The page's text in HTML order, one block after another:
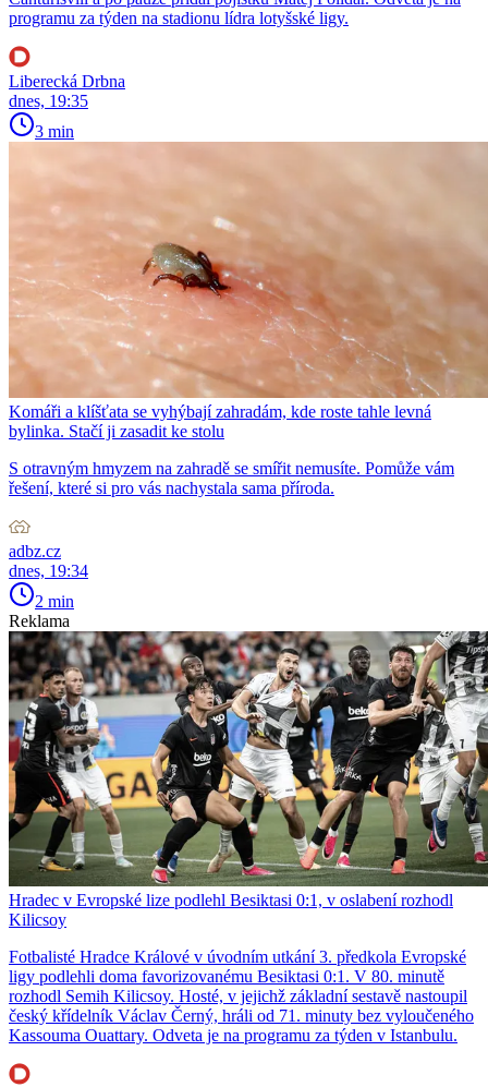
programu za týden na stadionu lídra lotyšské ligy.
Liberecká Drbna
dnes, 19:35
3 min
Komáři a klíšťata se vyhýbají zahradám, kde roste tahle levná
bylinka. Stačí ji zasadit ke stolu
S otravným hmyzem na zahradě se smířit nemusíte. Pomůže vám
řešení, které si pro vás nachystala sama příroda.
adbz.cz
dnes, 19:34
2 min
Reklama
Hradec v Evropské lize podlehl Besiktasi 0:1, v oslabení rozhodl
Kilicsoy
Fotbalisté Hradce Králové v úvodním utkání 3. předkola Evropské
ligy podlehli doma favorizovanému Besiktasi 0:1. V 80. minutě
rozhodl Semih Kilicsoy. Hosté, v jejichž základní sestavě nastoupil
český křídelník Václav Černý, hráli od 71. minuty bez vyloučeného
Kassouma Ouattary. Odveta je na programu za týden v Istanbulu.